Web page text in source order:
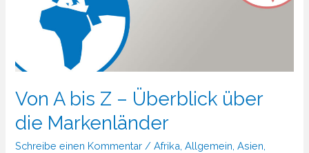
Von A bis Z – Überblick über
die Markenländer
Schreibe einen Kommentar /Afrika ,Allgemein ,Asien